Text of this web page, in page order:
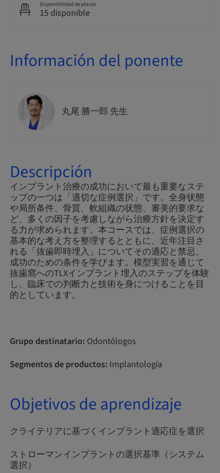
Disponibilidad de plazas
15 disponible
Información del ponente
丸尾 勝一郎 先生
Descripción
インプラント治療の成功において最も重要なステ
ップの一つは「適切な症例選択」です。全身状態
や局所条件、骨質、軟組織の状態、審美的要求な
ど、多くの因子を考慮しながら治療方針を決定す
る力が求められます。本コースでは、症例選択の
基本的な考え方を整理するとともに、近年注目さ
れる「抜歯即時埋入」についてその適応と禁忌、
成功のための条件を学びます。模型実習を通じて
抜歯窩へのTLXインプラント埋入のステップを体験
し、臨床での判断力と技術を身につけることを目
的としています。
Grupo destinatario: Odontólogos
Segmentos de productos: Implantología
Objetivos de aprendizaje
クライテリアに基づくインプラント適応症を選択
ストローマンインプラントの選択基準（システム
選択）